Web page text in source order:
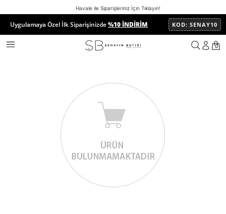
Uygulamaya Özel İlk Siparişinizde%10 İNDİRİM KOD: SENAY10
Havale ile Siparişleriniz İçin Tıklayın!
0